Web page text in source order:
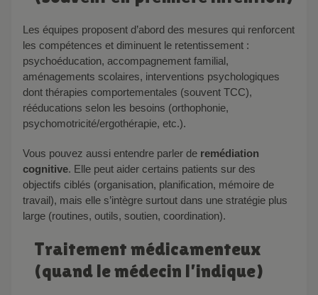
Les équipes proposent d’abord des mesures qui renforcent
les compétences et diminuent le retentissement :
psychoéducation, accompagnement familial,
aménagements scolaires, interventions psychologiques
dont thérapies comportementales (souvent TCC),
rééducations selon les besoins (orthophonie,
psychomotricité/ergothérapie, etc.).
Vous pouvez aussi entendre parler de remédiation
cognitive. Elle peut aider certains patients sur des
objectifs ciblés (organisation, planification, mémoire de
travail), mais elle s’intègre surtout dans une stratégie plus
large (routines, outils, soutien, coordination).
Traitement médicamenteux
(quand le médecin l’indique)